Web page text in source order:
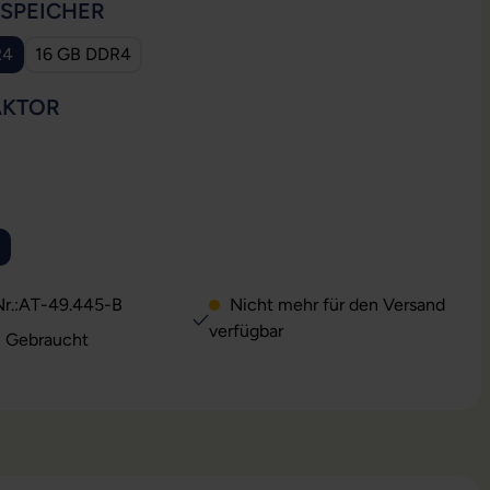
Option ist zurzeit nicht verfügbar.)
16 GB DDR4
Option ist zurzeit nicht verfügbar.)
ist zurzeit nicht verfügbar.)
Option ist zurzeit nicht verfügbar.)
AT-49.445-B
Gebraucht
verfügbar